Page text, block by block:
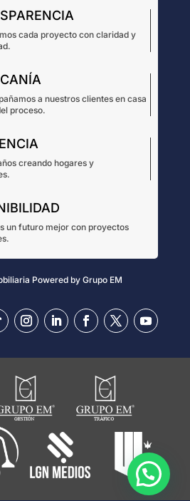
cada proyecto con claridad y
a nuestros clientes en casa
proceso.
creando hogares y
un futuro mejor con proyectos
Powered by Grupo EM